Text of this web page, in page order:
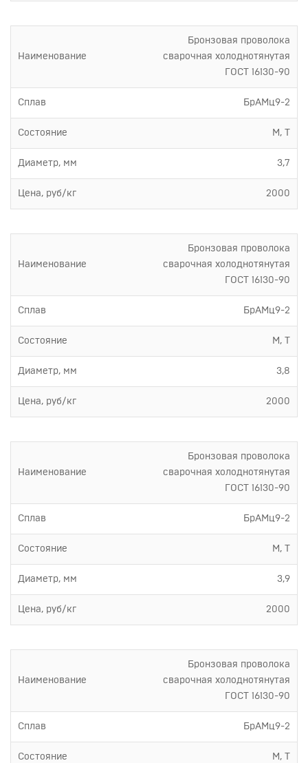
Наименование
Бронзовая проволока
сварочная холоднотянутая
ГОСТ 16130-90
Сплав БрАМц9-2
Состояние М, Т
Диаметр, мм 3,7
Цена, руб/кг 2000
Наименование
Бронзовая проволока
сварочная холоднотянутая
ГОСТ 16130-90
Сплав БрАМц9-2
Состояние М, Т
Диаметр, мм 3,8
Цена, руб/кг 2000
Наименование
Бронзовая проволока
сварочная холоднотянутая
ГОСТ 16130-90
Сплав БрАМц9-2
Состояние М, Т
Диаметр, мм 3,9
Цена, руб/кг 2000
Наименование
Бронзовая проволока
сварочная холоднотянутая
ГОСТ 16130-90
Сплав БрАМц9-2
Состояние М, Т